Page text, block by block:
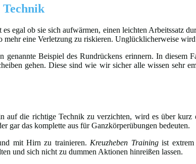
Technik
egal ob sie sich aufwärmen, einen leichten Arbeitssatz
eine Verletzung zu riskieren. Unglücklicherweise
genannte Beispiel des Rundrückens erinnern. In
gehen. Diese sind wie wir sicher alle wissen sehr
auf die richtige Technik zu verzichten, wird es über
gar das komplette aus für Ganzkörperübungen bedeuten.
mit Hirn zu trainieren.Kreuzheben Trainingist extrem
und sich nicht zu dummen Aktionen hinreißen lassen.